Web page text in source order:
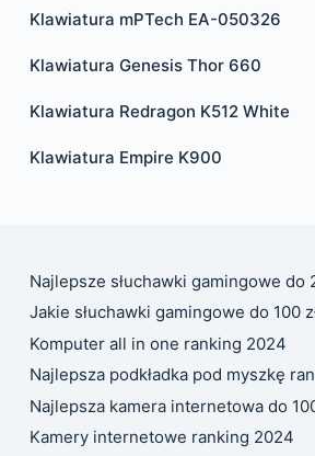
Klawiatura mPTech EA-050326
Klawiatura Genesis Thor 660
Klawiatura Redragon K512 White
Klawiatura Empire K900
Najlepsze słuchawki gamingowe do
Jakie słuchawki gamingowe do 100
Komputer all in one ranking 2024
Najlepsza podkładka pod myszkę
Najlepsza kamera internetowa do
Kamery internetowe ranking 2024